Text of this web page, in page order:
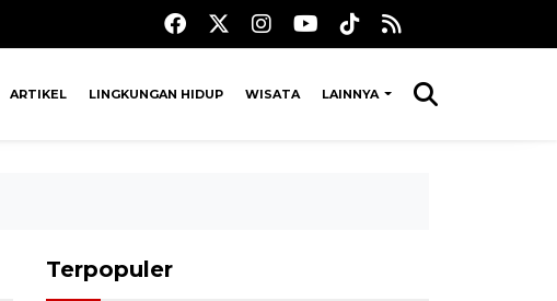
ARTIKEL LINGKUNGAN HIDUP WISATA LAINNYA
Terpopuler